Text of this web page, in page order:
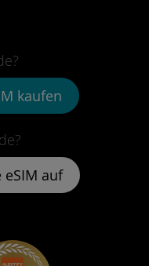
eSIM auf
kaufen